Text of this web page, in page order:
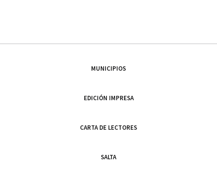
MUNICIPIOS
EDICIÓN IMPRESA
CARTA DE LECTORES
SALTA